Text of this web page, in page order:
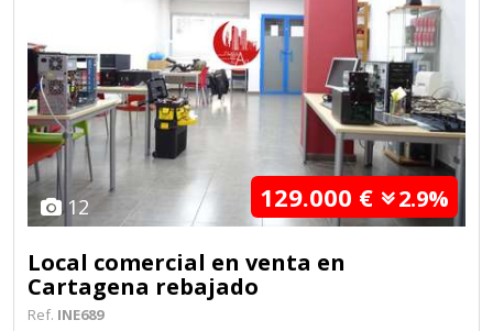
12 129.000 € 2.9%
Local comercial en venta en
Cartagena rebajado
Ref. INE689